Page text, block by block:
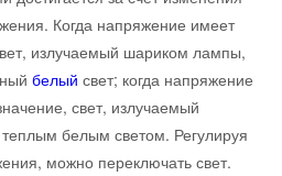
Когда напряжение имеет
излучаемый шариком лампы,
белый свет; когда напряжение
свет, излучаемый
белым светом. Регулируя
можно переключать свет.